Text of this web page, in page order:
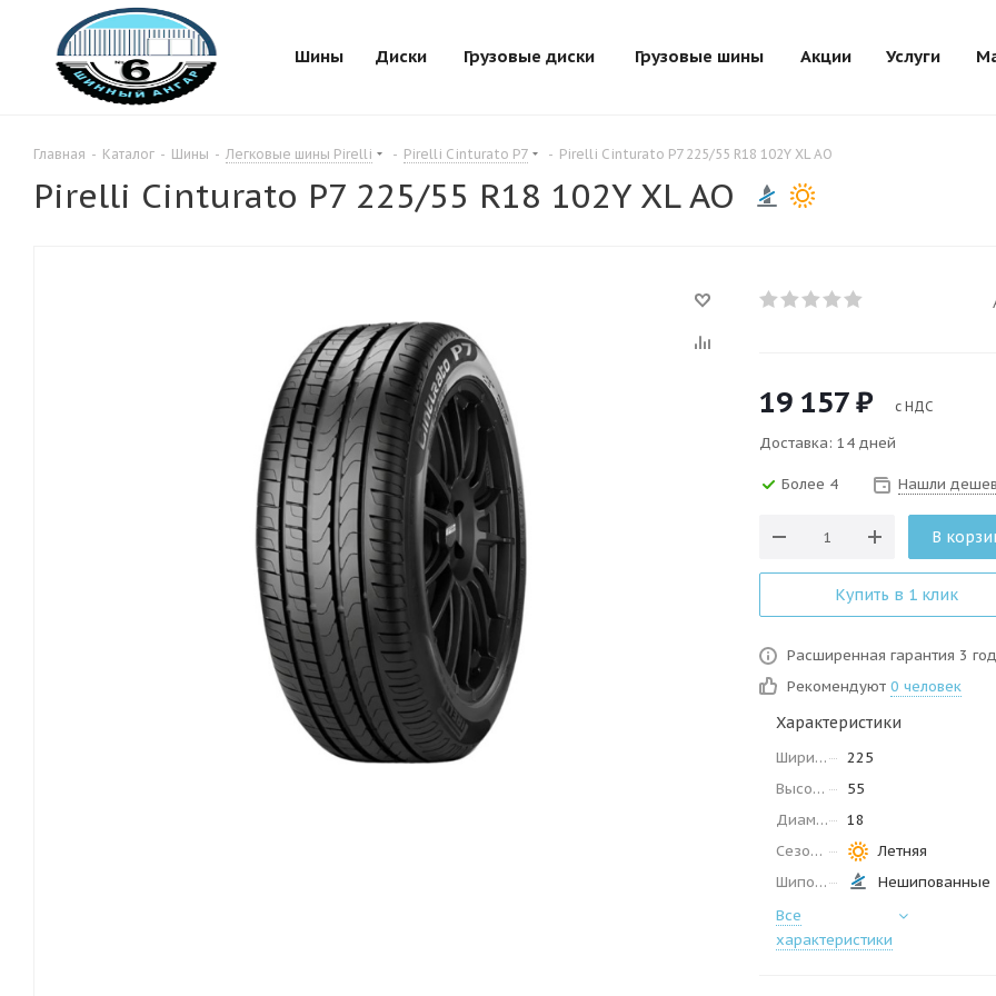
Шины Диски Грузовые диски Грузовые шины Акции Услуги
Главная - Каталог - Шины - Легковые шины Pirelli - Pirelli Cinturato P7 - Pirelli Cinturato P7 225/55 R18 102Y XL AO
Pirelli Cinturato P7 225/55 R18 102Y XL AO
19 157₽ с НДС
Доставка: 14 дней
Более 4 Нашли
В
Купить в 1 клик
Расширенная гарантия 3
Рекомендуют 0 человек
Характеристики
Ширина
225
Высота
55
Диаметр
18
Сезон
Летняя
Шипованные
Нешипованные
Все
характеристики